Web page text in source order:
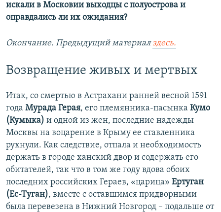
искали в Московии выходцы с полуострова и
оправдались ли их ожидания?
Окончание. Предыдущий материалздесь.
Возвращение живых и мертвых
Итак, со смертью в Астрахани ранней весной 1591
года Мурада Герая, его племянника-пасынка Кумо
(Кумыка) и одной из жен, последние надежды
Москвы на воцарение в Крыму ее ставленника
рухнули. Как следствие, отпала и необходимость
держать в городе ханский двор и содержать его
обитателей, так что в том же году вдова обоих
последних российских Гераев, «царица» Ертуган
(Ес-Туган), вместе с оставшимся придворными
была перевезена в Нижний Новгород – подальше от